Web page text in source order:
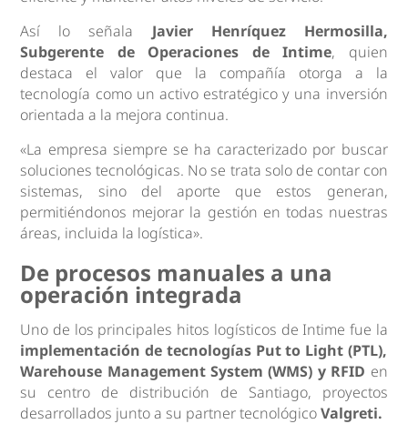
Así lo señala Javier Henríquez Hermosilla,
Subgerente de Operaciones de Intime, quien
destaca el valor que la compañía otorga a la
tecnología como un activo estratégico y una inversión
orientada a la mejora continua.
«La empresa siempre se ha caracterizado por buscar
soluciones tecnológicas. No se trata solo de contar con
sistemas, sino del aporte que estos generan,
permitiéndonos mejorar la gestión en todas nuestras
áreas, incluida la logística».
De procesos manuales a una
operación integrada
Uno de los principales hitos logísticos de Intime fue la
implementación de tecnologías Put to Light (PTL),
Warehouse Management System (WMS) y RFID en
su centro de distribución de Santiago, proyectos
desarrollados junto a su partner tecnológicoValgreti.